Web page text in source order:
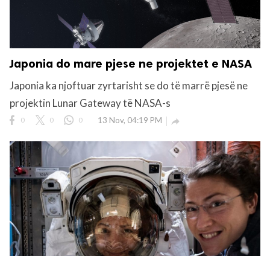
Japonia do mare pjese ne projektet e NASA
Japonia ka njoftuar zyrtarisht se do të marrë pjesë ne
projektin Lunar Gateway të NASA-s
0 0 0 13 Nov, 04:19 PM 